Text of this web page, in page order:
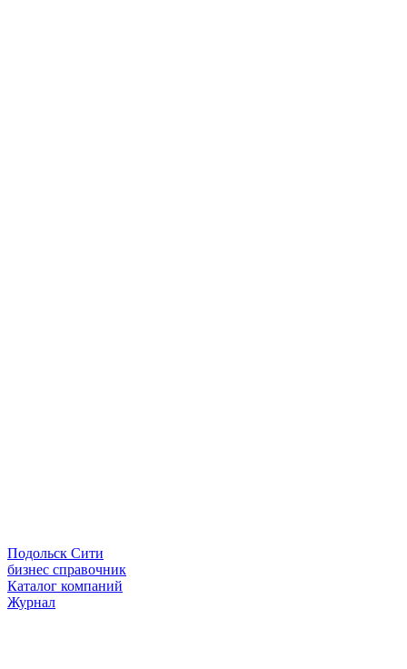
Подольск Сити
бизнес справочник
Каталог компаний
Журнал